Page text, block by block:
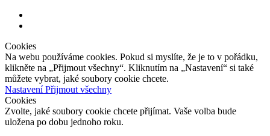
Cookies
Na webu používáme cookies. Pokud si myslíte, že je to v pořádku,
klikněte na „Přijmout všechny“. Kliknutím na „Nastavení“ si také
můžete vybrat, jaké soubory cookie chcete.
NastaveníPřijmout všechny
Cookies
Zvolte, jaké soubory cookie chcete přijímat. Vaše volba bude
uložena po dobu jednoho roku.